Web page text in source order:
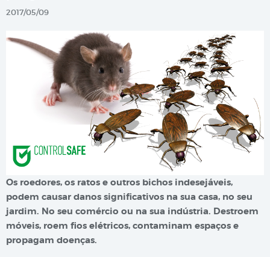
2017/05/09
Os roedores, os ratos e outros bichos indesejáveis,
podem causar danos significativos na sua casa, no seu
jardim. No seu comércio ou na sua indústria. Destroem
móveis, roem fios elétricos, contaminam espaços e
propagam doenças.